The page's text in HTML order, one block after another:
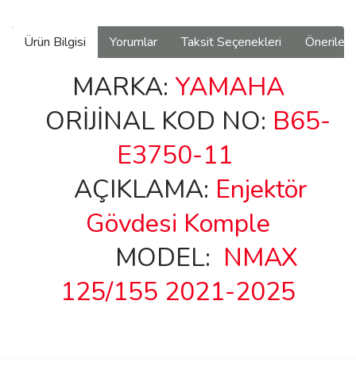
Ürün Bilgisi Yorumlar Taksit Seçenekleri
MARKA: YAMAHA
ORİJİNAL KOD NO: B65-
E3750-11
AÇIKLAMA: Enjektör
Gövdesi Komple
MODEL: NMAX
125/155 2021-2025